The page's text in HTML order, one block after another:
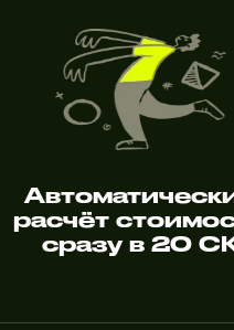
расчёт
сразу в 20